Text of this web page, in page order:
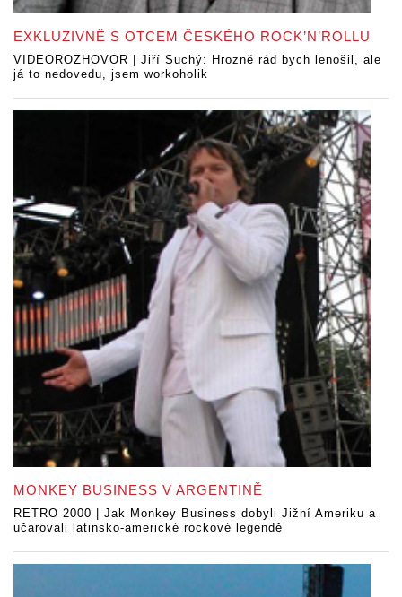
EXKLUZIVNĚ S OTCEM ČESKÉHO ROCK’N’ROLLU
VIDEOROZHOVOR | Jiří Suchý: Hrozně rád bych lenošil, ale
já to nedovedu, jsem workoholik
MONKEY BUSINESS V ARGENTINĚ
RETRO 2000 | Jak Monkey Business dobyli Jižní Ameriku a
učarovali latinsko-americké rockové legendě